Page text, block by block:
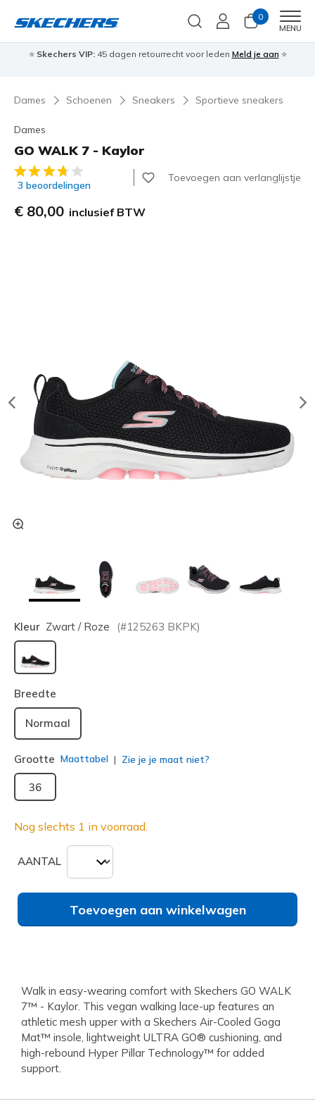
0
MENU
⭐ Skechers VIP:45 dagen retourrecht voor leden Meld je aan ⭐
Dames Schoenen Sneakers Sportieve sneakers
Dames
GO WALK 7 - Kaylor
5 van de 5 klantbeoordelingen
3 beoordelingen
Toevoegen aan verlanglijstje
€ 80,00 inclusief BTW
Kleur Zwart / Roze (#125263 BKPK)
geselecteerd
Breedte
Normaal
Grootte Maattabel Zie je je maat niet?
36
Nog slechts 1 in voorraad.
AANTAL
Toevoegen aan winkelwagen
Walk in easy-wearing comfort with Skechers GO WALK
7™ - Kaylor. This vegan walking lace-up features an
athletic mesh upper with a Skechers Air-Cooled Goga
Mat™ insole, lightweight ULTRA GO® cushioning, and
high-rebound Hyper Pillar Technology™ for added
support.